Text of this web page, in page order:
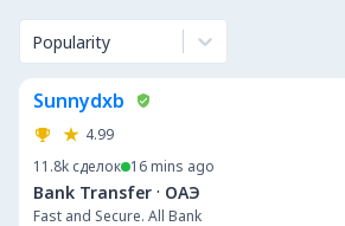
Popularity
Sunnydxb
4.99
11.8k сделок 16 mins ago
Bank Transfer · ОАЭ
Fast and Secure. All Bank